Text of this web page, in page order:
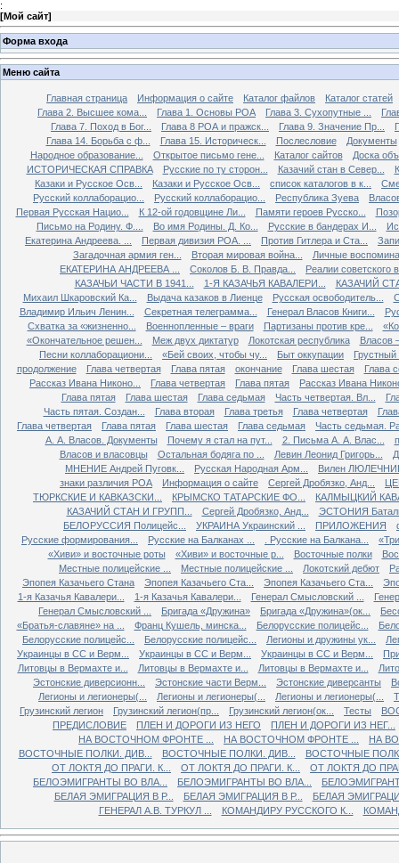
:
[Мой сайт]
Форма входа
Меню сайта
Главная страница Информация о сайте Каталог файлов
Каталог статей
Глава 2. Высшее кома...
Глава 1. Основы РОА Глава 3. Сухопутные ...
Глава 7. Поход в Бог...
Глава 8 РОА и пражск... Глава 9. Значение Пр...
Глава 14. Борьба с ф...
Глава 15. Историческ... Послесловие
Документы
Народное образование...
Открытое письмо гене... Каталог сайтов
Доска
ИСТОРИЧЕСКАЯ СПРАВКА
Русские по ту сторон... Казачий стан в Север...
Казаки и Русское Осв...
Казаки и Русское Осв... список каталогов в к...
Русский коллаборацио...
Русский коллаборацио... Республика Зуева
Первая Русская Нацио...
К 12-ой годовщине Ли... Памяти героев Русско...
Письмо на Родину. Ф....
Во имя Родины. Д. Ко... Русские в бандерах И...
Екатерина Андреева. ...
Первая дивизия РОА. ... Против Гитлера и Ста...
Загадочная армия ген...
Вторая мировая война...
Личные
ЕКАТЕРИНА АНДРЕЕВА ...
Соколов Б. В. Правда...
Реалии советского
КАЗАЧЬИ ЧАСТИ В 1941...
1-Я КАЗАЧЬЯ КАВАЛЕРИ...
КАЗАЧИЙ
Михаил Шкаровский Ка...
Выдача казаков в Лиенце Русская освободитель...
Владимир Ильич Ленин...
Секретная телеграмма... Генерал Власов Книги...
Схватка за «жизненно...
Военнопленные – враги Партизаны против кре...
«Окончательное решен...
Меж двух диктатур Локотская республика
Власов
Песни коллаборациони...
«Бей своих, чтобы чу... Быт оккупации
Грустный
продолжение
Глава четвертая Глава пятая окончание Глава шестая
Глава
Рассказ Ивана Никоно...
Глава четвертая Глава пятая
Рассказ Ивана
Глава пятая
Глава шестая Глава седьмая Часть четвертая. Вл...
Часть пятая. Создан...
Глава вторая Глава третья Глава четвертая
Глава четвертая
Глава пятая Глава шестая Глава седьмая
Часть седьмая.
А. А. Власов. Документы
Почему я стал на пут... 2. Письма А. А. Влас...
Власов и власовцы
Остальная бодяга по ... Левин Леонид Григорь...
МНЕНИЕ Андрей Пуговк...
Русская Народная Арм...
Вилен
знаки различия РОА
Информация о сайте Сергей Дробязко, Анд...
ТЮРКСКИЕ И КАВКАЗСКИ...
КРЫМСКО ТАТАРСКИЕ ФО...
КАЛМЫЦКИЙ
КАЗАЧИЙ СТАН И ГРУПП...
Сергей Дробязко, Анд...
ЭСТОНИЯ
БЕЛОРУССИЯ Полицейс...
УКРАИНА Украинский ... ПРИЛОЖЕНИЯ
Русские формирования...
Русские на Балканах ... . Русские на Балкана...
«Хиви» и восточные роты
«Хиви» и восточные р... Восточные полки
Местные полицейские ...
Местные полицейские ... Локотский дебют
Эпопея Казачьего Стана
Эпопея Казачьего Ста... Эпопея Казачьего Ста...
1-я Казачья Кавалери...
1-я Казачья Кавалери... Генерал Смысловский ...
Генерал Смысловский ...
Бригада «Дружина» Бригада «Дружина»(ок...
«Братья-славяне» на ...
Франц Кушель, минска... Белорусские полицейс...
Белорусские полицейс...
Белорусские полицейс... Легионы и дружины ук...
Украинцы в СС и Верм...
Украинцы в СС и Верм... Украинцы в СС и Верм...
Литовцы в Вермахте и...
Литовцы в Вермахте и... Литовцы в Вермахте и...
Эстонские диверсионн...
Эстонские части Верм... Эстонские диверсанты
Легионы и легионеры(...
Легионы и легионеры(... Легионы и легионеры(...
Грузинский легион
Грузинский легион(пр... Грузинский легион(ок... Тесты
ПРЕДИСЛОВИЕ
ПЛЕН И ДОРОГИ ИЗ НЕГО
ПЛЕН И ДОРОГИ ИЗ НЕГ...
НА ВОСТОЧНОМ ФРОНТЕ ...
НА ВОСТОЧНОМ ФРОНТЕ ...
НА
ВОСТОЧНЫЕ ПОЛКИ. ДИВ...
ВОСТОЧНЫЕ ПОЛКИ. ДИВ...
ВОСТОЧНЫЕ
ОТ ЛОКТЯ ДО ПРАГИ. К...
ОТ ЛОКТЯ ДО ПРАГИ. К...
ОТ ЛОКТЯ ДО
БЕЛОЭМИГРАНТЫ ВО ВЛА...
БЕЛОЭМИГРАНТЫ ВО ВЛА...
БЕЛАЯ ЭМИГРАЦИЯ В Р...
БЕЛАЯ ЭМИГРАЦИЯ В Р...
БЕЛАЯ
ГЕНЕРАЛ А.В. ТУРКУЛ ...
КОМАНДИРУ РУССКОГО К...